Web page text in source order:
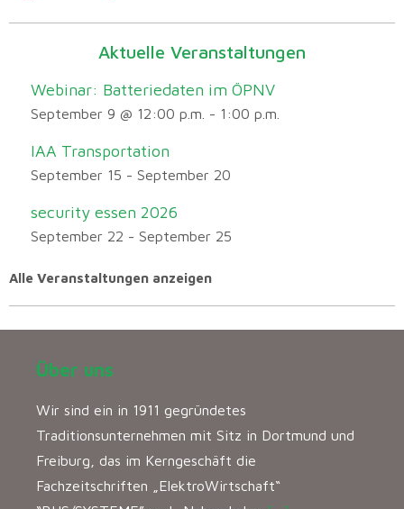
Aktuelle Veranstaltungen
Webinar: Batteriedaten im ÖPNV
September 9 @ 12:00 p.m. - 1:00 p.m.
IAA Transportation
September 15 - September 20
security essen 2026
September 22 - September 25
Alle Veranstaltungen anzeigen
Über uns
Wir sind ein in 1911 gegründetes
Traditionsunternehmen mit Sitz in Dortmund und
Freiburg, das im Kerngeschäft die
Fachzeitschriften „ElektroWirtschaft“